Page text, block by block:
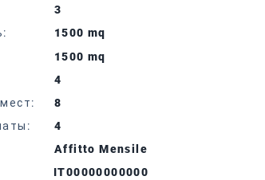
3
:
1500 mq
1500 mq
4
:
8
:
4
Affitto Mensile
IT00000000000